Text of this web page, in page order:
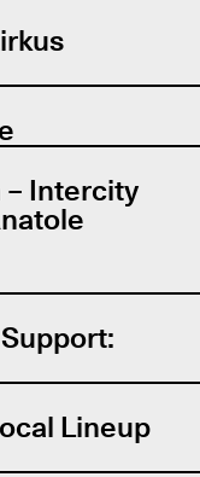
– Intercity
Lineup